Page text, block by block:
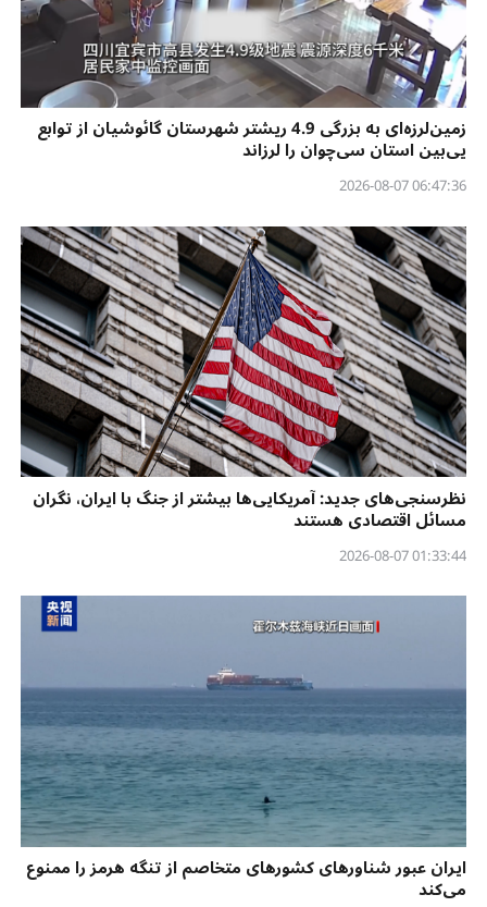
زمین‌لرزه‌ای به بزرگی 4.9 ریشتر شهرستان گائوشیان از توابع
یی‌بین استان سی‌چوان را لرزاند
06:47:36 2026-08-07
نظرسنجی‌‌های جدید: آمریکایی‌ها بیشتر از جنگ با ایران، نگران
مسائل اقتصادی هستند
01:33:44 2026-08-07
ایران عبور شناورهای کشورهای متخاصم از تنگه هرمز را ممنوع
می‌کند